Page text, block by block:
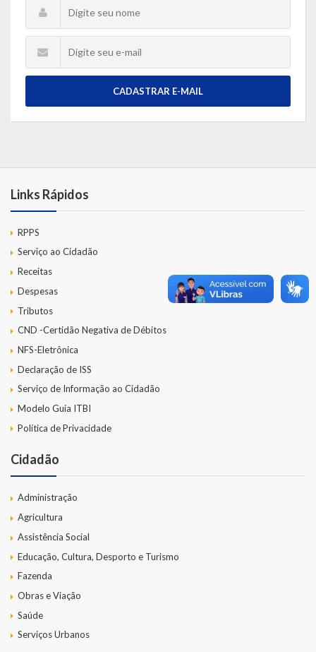
Serviços Oferecidos pela Secretaria de Saúde
Serviços Urbanos
DECRETOS
Conselhos Municipais
Editais
Planos
Concursos
Termos de Compromisso
LRF
RREO – Relatório Resumido da Execução Orçamentária
LOA – Lei Orçamentária Anual
RC – Relatório Circunstanciado
PPA – Plano Plurianual
LDO – Lei de Diretrizes Orçamentárias
CADASTRAR E-MAIL
Links Rápidos
RPPS
Serviço ao Cidadão
Receitas
Despesas
Tributos
CND -Certidão Negativa de Débitos
NFS-Eletrônica
Declaração de ISS
Serviço de Informação ao Cidadão
Modelo Guia ITBI
Política de Privacidade
Cidadão
Administração
Agricultura
Assistência Social
Educação, Cultura, Desporto e Turismo
Fazenda
Obras e Viação
Saúde
Serviços Urbanos